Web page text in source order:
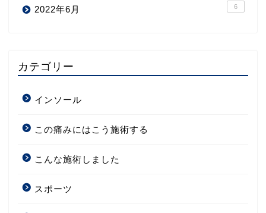
2022年6月 6
カテゴリー
インソール
この痛みにはこう施術する
こんな施術しました
スポーツ